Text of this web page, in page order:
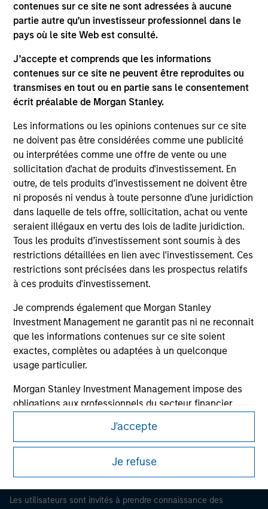
contenues sur ce site ne sont adressées à aucune
partie autre qu’un investisseur professionnel dans le
pays où le site Web est consulté.
J’accepte et comprends que les informations
contenues sur ce site ne peuvent être reproduites ou
transmises en tout ou en partie sans le consentement
écrit préalable de Morgan Stanley.
Les informations ou les opinions contenues sur ce site
ne doivent pas être considérées comme une publicité
ou interprétées comme une offre de vente ou une
sollicitation d'achat de produits d'investissement. En
outre, de tels produits d’investissement ne doivent être
ni proposés ni vendus à toute personne d’une juridiction
dans laquelle de tels offre, sollicitation, achat ou vente
seraient illégaux en vertu des lois de ladite juridiction.
Tous les produits d’investissement sont soumis à des
restrictions détaillées en lien avec l'investissement. Ces
restrictions sont précisées dans les prospectus relatifs
à ces produits d'investissement.
Je comprends également que Morgan Stanley
Investment Management ne garantit pas ni ne reconnait
que les informations contenues sur ce site soient
exactes, complètes ou adaptées à un quelconque
usage particulier.
Morgan Stanley Investment Management impose des
obligations aux professionnels du secteur financier
d’investissement à des fins de blanchiment de capitaux,
y compris des procédures permettant l'identification
des abonnés et la réalisation de vérifications, ainsi que
d'autres contrôles de sécurité pertinents.
Je reconnais qu'aucune entité de Morgan Stanley
J'accepte
Je refuse
As of July 25, 2025. The above is provided for informational
and educational purposes only. There is no guarantee that
the investment mentioned resulted in positive performance
(for realized holdings), or will perform well in the future (for
current holdings). The trademarks and service marks above
are the property of their respective owners. The information
on this website has not been authorized, sponsored, or
links shown here, you agree that you are navigating to a
third party site. We are providing these hyperlinks to you
only as a convenience and the inclusion of any hyperlink is
not and does not imply any endorsement, approval,
investigation, verification or monitoring by us of any
information contained in any hyperlinked site. In no event
shall we be responsible for the information contained on
the site or your use of such site.
Morgan Stanley Careers
Ce document est une communication promotionnelle.
Les utilisateurs sont invités à prendre connaissance des